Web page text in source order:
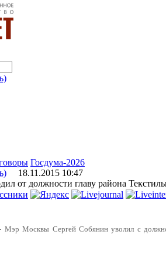
Госдума-2026
18.11.2015 10:47
от должности главу района
Москвы Сергей Собянин уволил с